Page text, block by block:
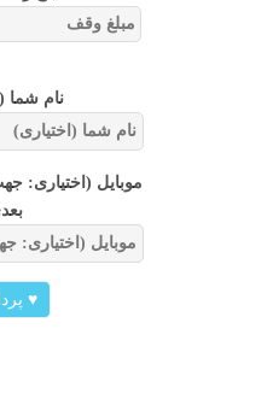
نام شما
موبایل (اختیاری:
♥